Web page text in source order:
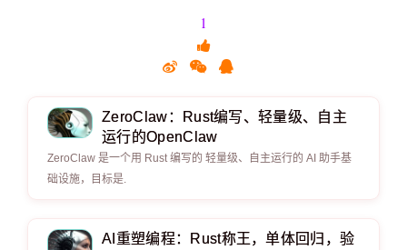
1
ZeroClaw：Rust编写、轻量级、自主
运行的OpenClaw
ZeroClaw 是一个用 Rust 编写的 轻量级、自主运行的 AI 助手基
础设施，目标是.
AI重塑编程：Rust称王，单体回归，验